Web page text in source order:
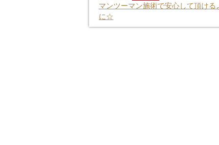
マンツーマン施術で安心して頂ける
に☆